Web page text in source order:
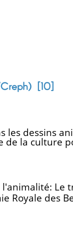
[10]
les dessins
de la culture
Le
Royale des